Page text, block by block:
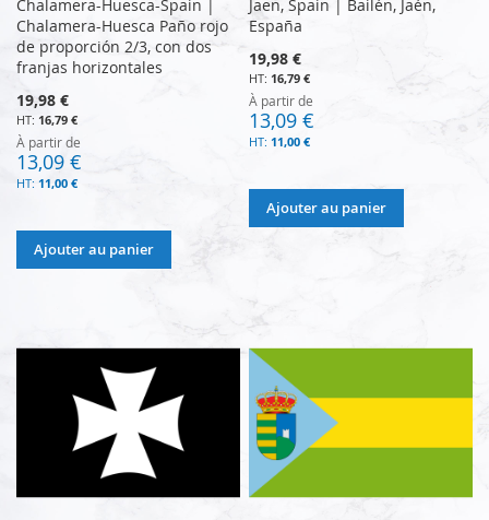
Chalamera-Huesca-Spain |
Chalamera-Huesca Paño rojo
de proporción 2/3, con dos
franjas horizontales
19,98 €
16,79 €
À partir de
13,09 €
11,00 €
Ajouter au panier
Jaen, Spain | Bailén, Jaén,
España
19,98 €
16,79 €
À partir de
13,09 €
11,00 €
Ajouter au panier